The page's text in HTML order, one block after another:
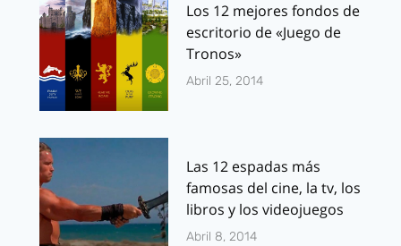
Los 12 mejores fondos de
escritorio de «Juego de
Tronos»
Abril 25, 2014
Las 12 espadas más
famosas del cine, la tv, los
libros y los videojuegos
Abril 8, 2014